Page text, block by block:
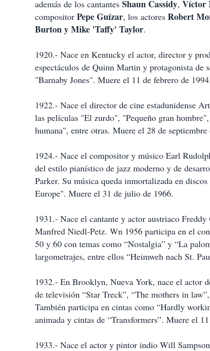
r
además de los cantantes Shaun Cassidy, Víctor
compositor Pepe Guízar, los actores Robert
Burton y Mike 'Taffy' Taylor.
1920.- Nace en Kentucky el actor, director y
espectáculos de Quinn Martin y protagonista
"Barnaby Jones". Muere el 11 de febrero de 1994.
1922.- Nace el director de cine estadunidense
las películas "El zurdo", "Pequeño gran
humana", entre otras. Muere el 28 de septiembre
1924.- Nace el compositor y músico Earl
del estilo pianístico de jazz moderno y de
Parker. Su música queda inmortalizada en
Europe". Muere el 31 de julio de 1966.
1931.- Nace el cantante y actor austriaco
Manfred Niedl-Petz. Wn 1956 participa en el
50 y 60 con temas como “Nostalgia” y “La
largometrajes, entre ellos “Heimweh nach St.
1932.- En Brooklyn, Nueva York, nace el actor
de televisión “Star Treck”, “The mothers in
También participa en cintas como “Hardly
animada y cintas de “Transformers”. Muere el
1933.- Nace el actor y pintor indio Will